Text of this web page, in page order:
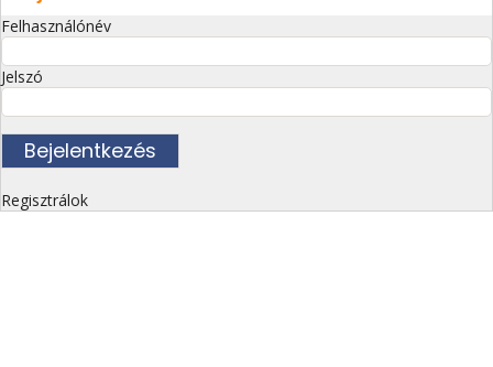
Felhasználónév
Jelszó
Regisztrálok